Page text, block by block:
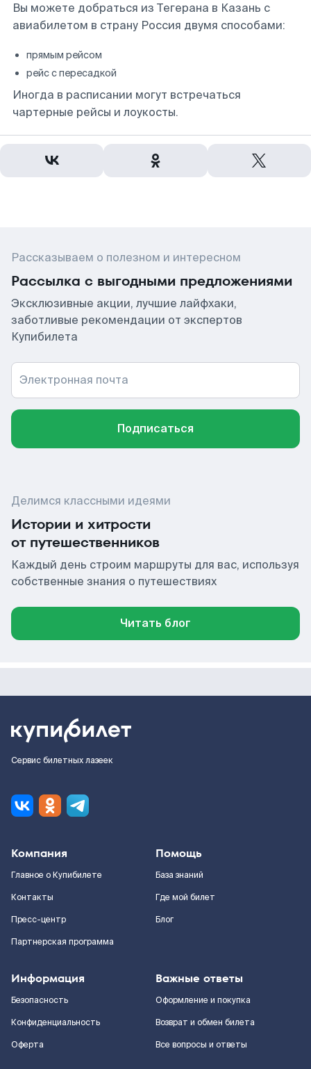
Вы можете добраться из Тегерана в Казань с
авиабилетом в страну Россия двумя способами:
прямым рейсом
рейс с пересадкой
Иногда в расписании могут встречаться
чартерные рейсы и лоукосты.
Рассказываем о полезном и интересном
Рассылка с выгодными предложениями
Эксклюзивные акции, лучшие лайфхаки,
заботливые рекомендации от экспертов
Купибилета
Электронная почта
Подписаться
Делимся классными идеями
Истории и хитрости
от путешественников
Каждый день строим маршруты для вас, используя
собственные знания о путешествиях
Читать блог
Сервис билетных лазеек
Компания
Главное о Купибилете
Контакты
Пресс-центр
Партнерская программа
Помощь
База знаний
Где мой билет
Блог
Информация
Безопасность
Конфиденциальность
Оферта
Важные ответы
Оформление и покупка
Возврат и обмен билета
Все вопросы и ответы